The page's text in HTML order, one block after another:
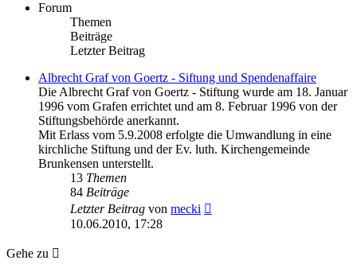
Forum
Themen
Beiträge
Letzter Beitrag
Albrecht Graf von Goertz - Siftung und Spendenaffaire
Die Albrecht Graf von Goertz - Stiftung wurde am 18. Januar
1996 vom Grafen errichtet und am 8. Februar 1996 von der
Stiftungsbehörde anerkannt.
Mit Erlass vom 5.9.2008 erfolgte die Umwandlung in eine
kirchliche Stiftung und der Ev. luth. Kirchengemeinde
Brunkensen unterstellt.
13 Themen
84 Beiträge
Letzter Beitrag von mecki
10.06.2010, 17:28
Gehe zu